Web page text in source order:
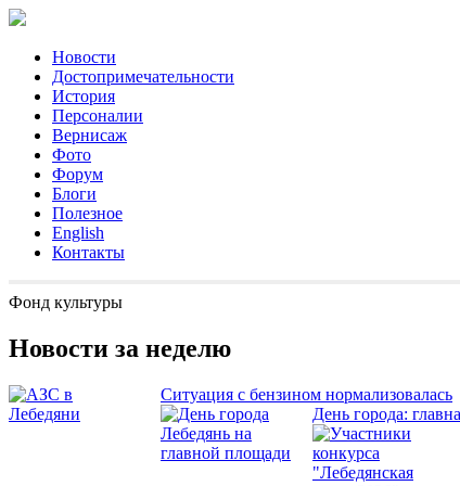
Новости
Достопримечательности
История
Персоналии
Вернисаж
Фото
Форум
Блоги
Полезное
English
Контакты
Фонд культуры
Новости за неделю
Ситуация с бензином нормализовалась
День города: